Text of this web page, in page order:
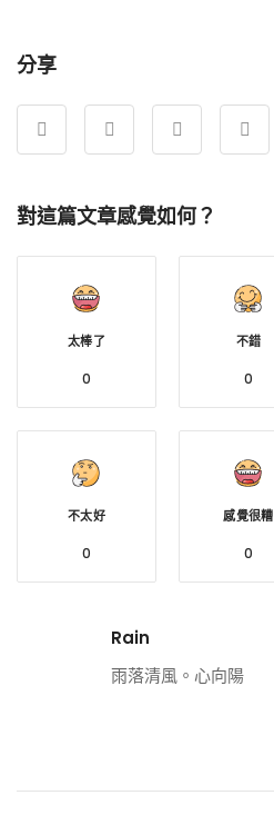
分享
對這篇文章感覺如何？
太棒了
0
不錯
0
不太好
0
感覺很糟
0
Rain
雨落清風。心向陽